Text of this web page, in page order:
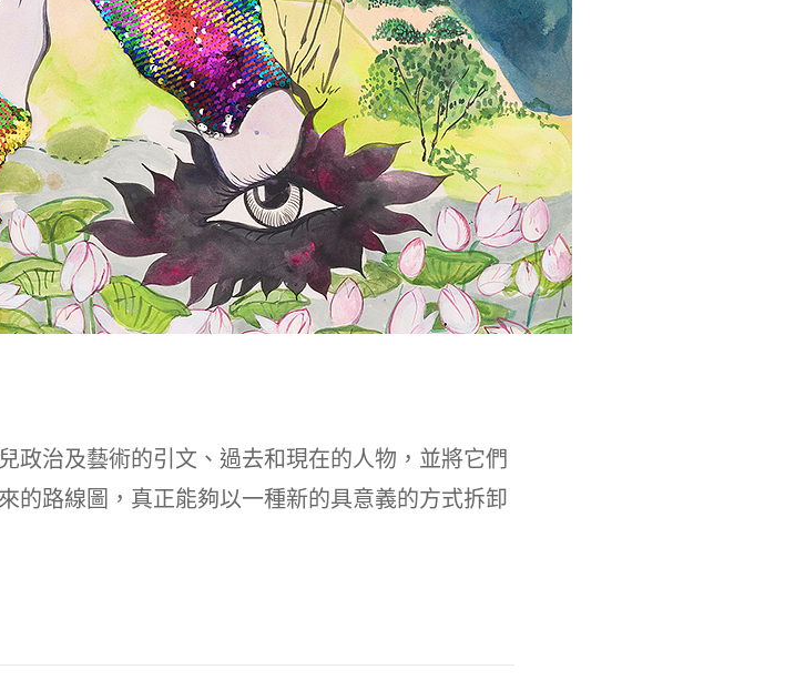
政治及藝術的引文、過去和現在的人物，並將它們
的路線圖，真正能夠以一種新的具意義的方式拆卸